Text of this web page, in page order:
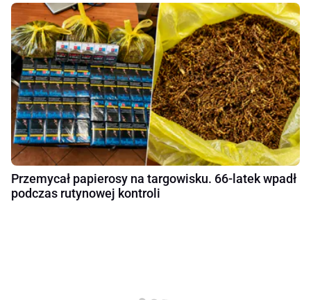
Przemycał papierosy na targowisku. 66-latek wpadł
podczas rutynowej kontroli